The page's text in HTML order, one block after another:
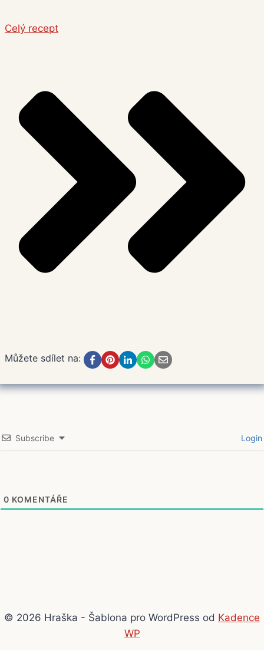
Celý recept
Můžete sdílet na:
Subscribe Login
0 KOMENTÁŘE
© 2026 Hraška - Šablona pro WordPress od Kadence
WP